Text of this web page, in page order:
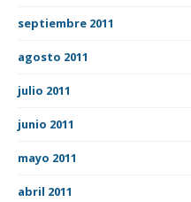
septiembre 2011
agosto 2011
julio 2011
junio 2011
mayo 2011
abril 2011